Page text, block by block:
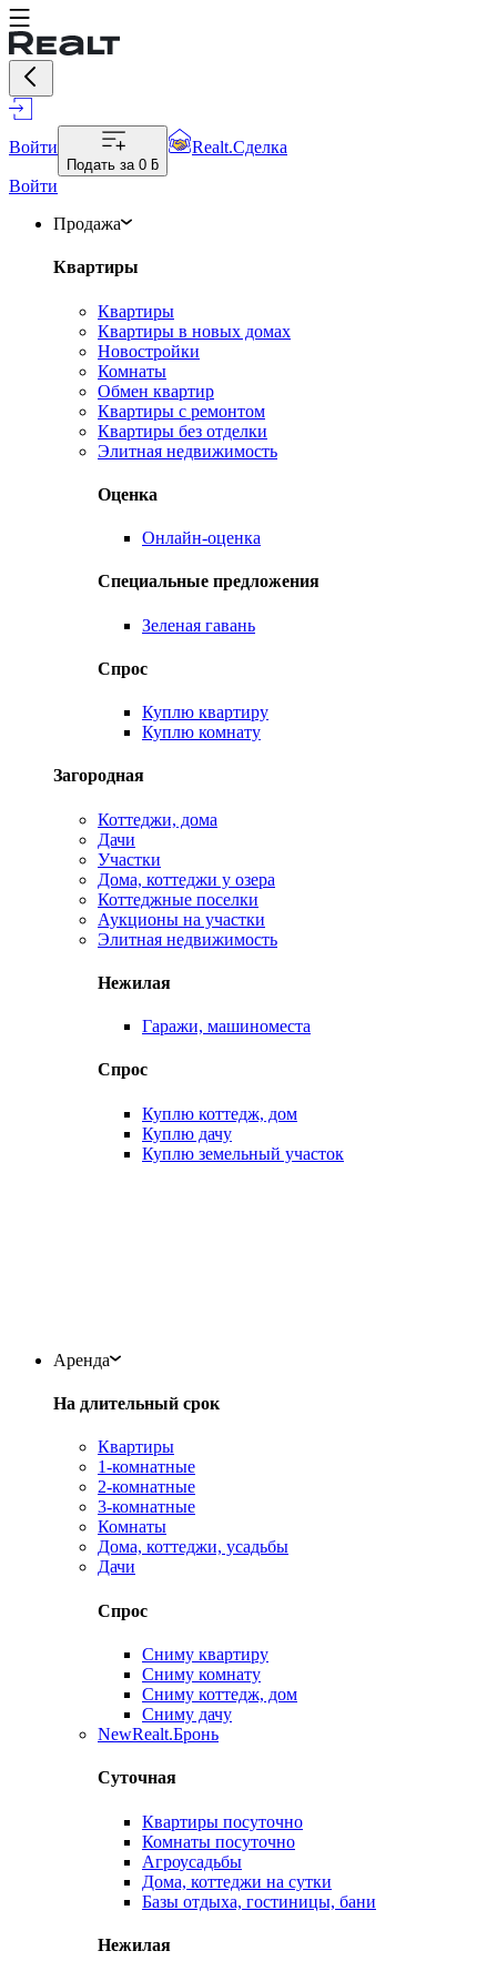
Войти
Подать за 0 ƃ
Realt.Сделка
Войти
Продажа
Квартиры
Квартиры
Квартиры в новых домах
Новостройки
Комнаты
Обмен квартир
Квартиры с ремонтом
Квартиры без отделки
Элитная недвижимость
Оценка
Онлайн-оценка
Специальные предложения
Зеленая гавань
Спрос
Куплю квартиру
Куплю комнату
Загородная
Коттеджи, дома
Дачи
Участки
Дома, коттеджи у озера
Коттеджные поселки
Аукционы на участки
Элитная недвижимость
Нежилая
Гаражи, машиноместа
Спрос
Куплю коттедж, дом
Куплю дачу
Куплю земельный участок
Аренда
На длительный срок
Квартиры
1-комнатные
2-комнатные
3-комнатные
Комнаты
Дома, коттеджи, усадьбы
Дачи
Спрос
Сниму квартиру
Сниму комнату
Сниму коттедж, дом
Сниму дачу
NewRealt.Бронь
Суточная
Квартиры посуточно
Комнаты посуточно
Агроусадьбы
Дома, коттеджи на сутки
Базы отдыха, гостиницы, бани
Нежилая